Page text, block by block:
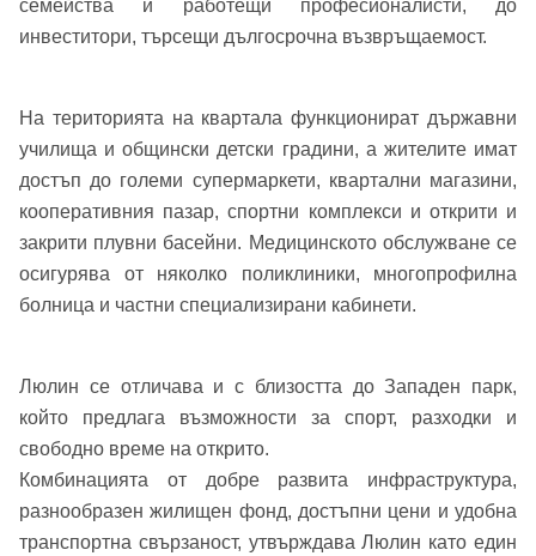
Парола
Забравена парола?
Вход като гост
Вход с Facebook
семейства и работещи професионалисти, до
инвеститори, търсещи дългосрочна възвръщаемост.
На територията на квартала функционират държавни
училища и общински детски градини, а жителите имат
достъп до големи супермаркети, квартални магазини,
кооперативния пазар, спортни комплекси и открити и
закрити плувни басейни. Медицинското обслужване се
осигурява от няколко поликлиники, многопрофилна
болница и частни специализирани кабинети.
Люлин се отличава и с близостта до Западен парк,
който предлага възможности за спорт, разходки и
свободно време на открито.
Комбинацията от добре развита инфраструктура,
разнообразен жилищен фонд, достъпни цени и удобна
транспортна свързаност, утвърждава Люлин като един
▼
Заяви оглед
се обадим възможно най-бързо.